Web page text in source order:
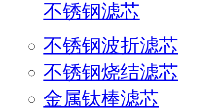
不锈钢滤芯
不锈钢波折滤芯
不锈钢烧结滤芯
金属钛棒滤芯